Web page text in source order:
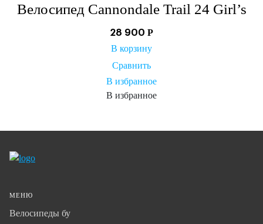
Велосипед Cannondale Trail 24 Girl’s
28 900 Р
В корзину
Сравнить
В избранное
В избранное
МЕНЮ
Велосипеды бу